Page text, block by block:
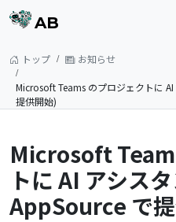
AB
トップ お知らせ
Microsoft Teams のプロジェクトに
提供開始)
Microsoft
トに AI アシス
AppSource で